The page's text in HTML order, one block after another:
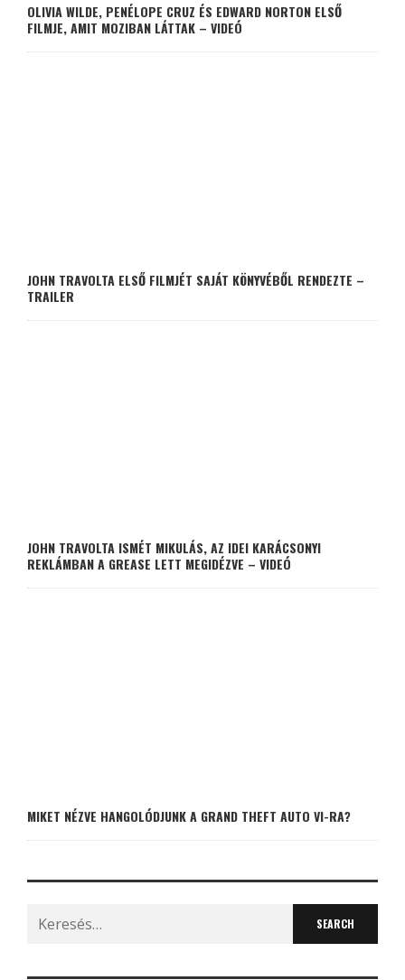
OLIVIA WILDE, PENÉLOPE CRUZ ÉS EDWARD NORTON ELSŐ
FILMJE, AMIT MOZIBAN LÁTTAK – VIDEÓ
JOHN TRAVOLTA ELSŐ FILMJÉT SAJÁT KÖNYVÉBŐL RENDEZTE –
TRAILER
JOHN TRAVOLTA ISMÉT MIKULÁS, AZ IDEI KARÁCSONYI
REKLÁMBAN A GREASE LETT MEGIDÉZVE – VIDEÓ
MIKET NÉZVE HANGOLÓDJUNK A GRAND THEFT AUTO VI-RA?
Search
for: